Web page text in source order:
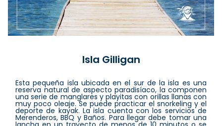
Isla Gilligan
Esta pequeña isla ubicada en el sur de la isla es una
reserva natural de aspecto paradisíaco, la componen
una serie de manglares y playitas con orillas llanas con
muy poco oleaje. Se puede practicar el snorkeling y el
deporte de kayak. La isla cuenta con los servicios de
Merenderos, BBQ y Baños. Para llegar debe tomar una